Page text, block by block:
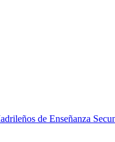
de Enseñanza